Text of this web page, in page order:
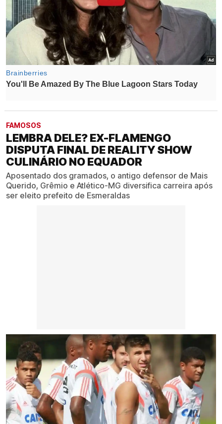
FAMOSOS
LEMBRA DELE? EX-FLAMENGO
DISPUTA FINAL DE REALITY SHOW
CULINÁRIO NO EQUADOR
Aposentado dos gramados, o antigo defensor de Mais
Querido, Grêmio e Atlético-MG diversifica carreira após
ser eleito prefeito de Esmeraldas